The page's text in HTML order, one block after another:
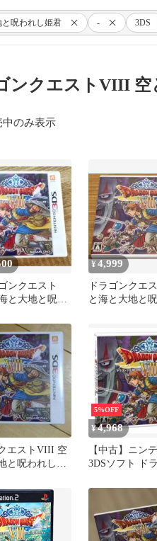
呪われし姫君 - 3DS
ンクエストVIII
中のみ表示
ンクエスト
と大地と呪わ
¥4,999
ドラゴンクエ
と海と大地と
エストVIII 空
と呪われし姫
5%OFF
¥4,968
【中古】ニン
3DSソフト ド
呪われし姫君